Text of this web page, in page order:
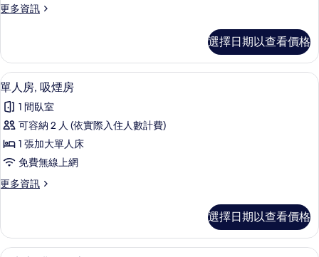
吸
房
的
所
有
相
片
更多資訊
更
房,
非
吸
房
的
情
選擇日期以查看價格
顯
示
單
人
房,
煙
的
所
8
單人房, 吸煙房
1 間臥室
可容納 2 人 (依實際入住人數計費)
1 張加大單人床
免費無線上網
更多資訊
更
房,
吸
選擇日期以查看價格